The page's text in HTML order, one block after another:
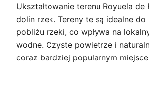
Ukształtowanie terenu Royuela
dolin rzek. Tereny te są idealne
pobliżu rzeki, co wpływa na
wodne. Czyste powietrze i
coraz bardziej popularnym